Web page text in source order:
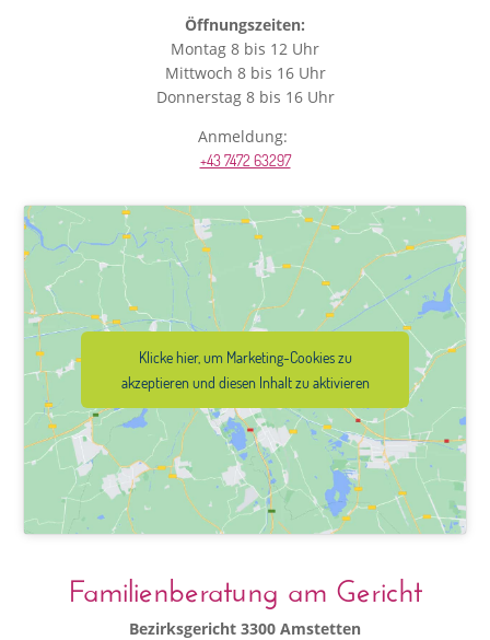
Öffnungszeiten:
Montag 8 bis 12 Uhr
Mittwoch 8 bis 16 Uhr
Donnerstag 8 bis 16 Uhr
Anmeldung:
+43 7472 63297
Klicke hier, um Marketing-Cookies zu
akzeptieren und diesen Inhalt zu aktivieren
Familienberatung am Gericht
Bezirksgericht 3300 Amstetten